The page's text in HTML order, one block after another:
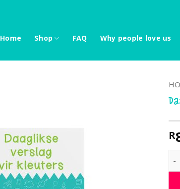
Home Shop FAQ Why people love us
R